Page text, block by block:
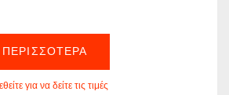
για να δείτε τις τιμές